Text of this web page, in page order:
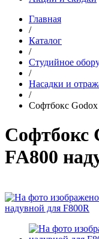
Главная
/
Каталог
/
Студийное
/
Насадки и
/
Софтбокс
Софтбокс
FA800